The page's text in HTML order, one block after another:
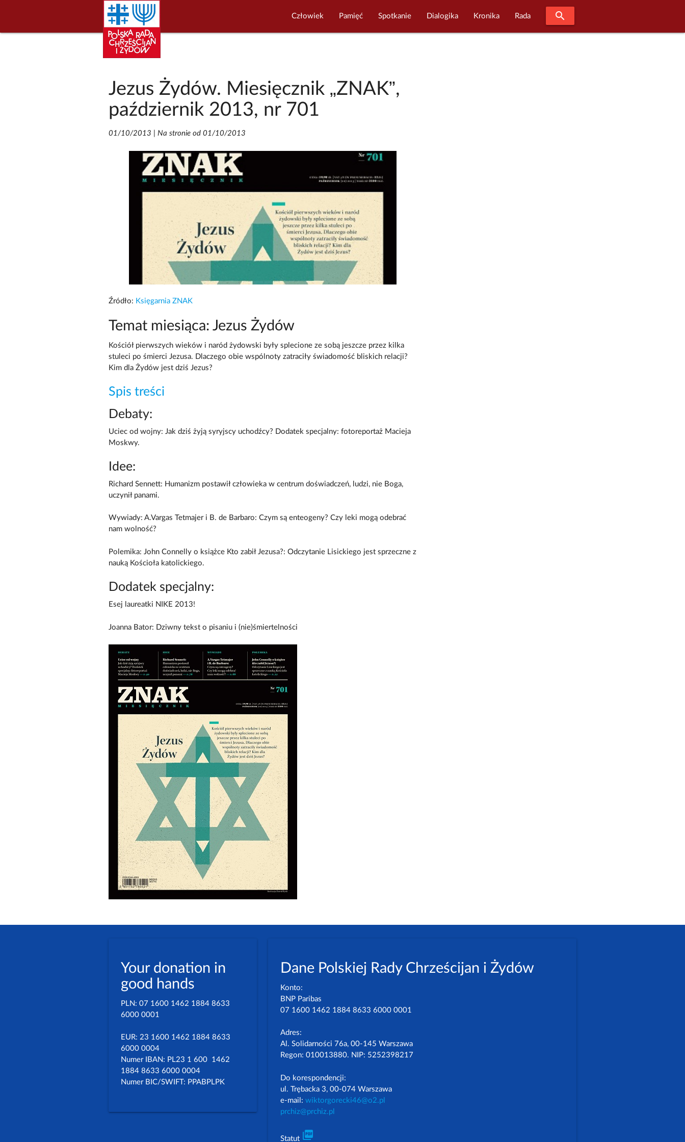
Człowiek Pamięć Spotkanie Dialogika Kronika Rada search
Jezus Żydów. Miesięcznik „ZNAK”,
październik 2013, nr 701
01/10/2013 Na stronie od 01/10/2013
Źródło: Księgarnia ZNAK
Temat miesiąca: Jezus Żydów
Kościół pierwszych wieków i naród żydowski były splecione ze sobą jeszcze przez kilka
stuleci po śmierci Jezusa. Dlaczego obie wspólnoty zatraciły świadomość bliskich relacji?
Kim dla Żydów jest dziś Jezus?
Spis treści
Debaty:
Uciec od wojny: Jak dziś żyją syryjscy uchodźcy? Dodatek specjalny: fotoreportaż Macieja
Moskwy.
Idee:
Richard Sennett: Humanizm postawił człowieka w centrum doświadczeń, ludzi, nie Boga,
uczynił panami.
Wywiady: A.Vargas Tetmajer i B. de Barbaro: Czym są enteogeny? Czy leki mogą odebrać
nam wolność?
Polemika: John Connelly o książce Kto zabił Jezusa?: Odczytanie Lisickiego jest sprzeczne z
nauką Kościoła katolickiego.
Dodatek specjalny:
Esej laureatki NIKE 2013!
Joanna Bator: Dziwny tekst o pisaniu i (nie)śmiertelności
Dane Polskiej Rady Chrześcijan i Żydów
Konto:
BNP Paribas
07 1600 1462 1884 8633 6000 0001
Adres:
Al. Solidarności 76a, 00-145 Warszawa
Regon: 010013880. NIP: 5252398217
Do korespondencji:
ul. Trębacka 3, 00-074 Warszawa
e-mail:wiktorgorecki46@o2.pl
prchiz@prchiz.pl
Statut picture_as_pdf
Your donation in
good hands
PLN: 07 1600 1462 1884 8633
6000 0001
EUR: 23 1600 1462 1884 8633
6000 0004
Numer IBAN: PL23 1 600 1462
1884 8633 6000 0004
Numer BIC/SWIFT: PPABPLPK